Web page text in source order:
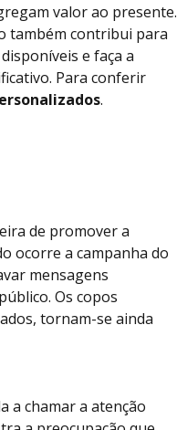
valor ao presente.
também contribui para
e faça a
Para conferir
.
de promover a
ocorre a campanha do
mensagens
Os copos
tornam-se ainda
a chamar a atenção